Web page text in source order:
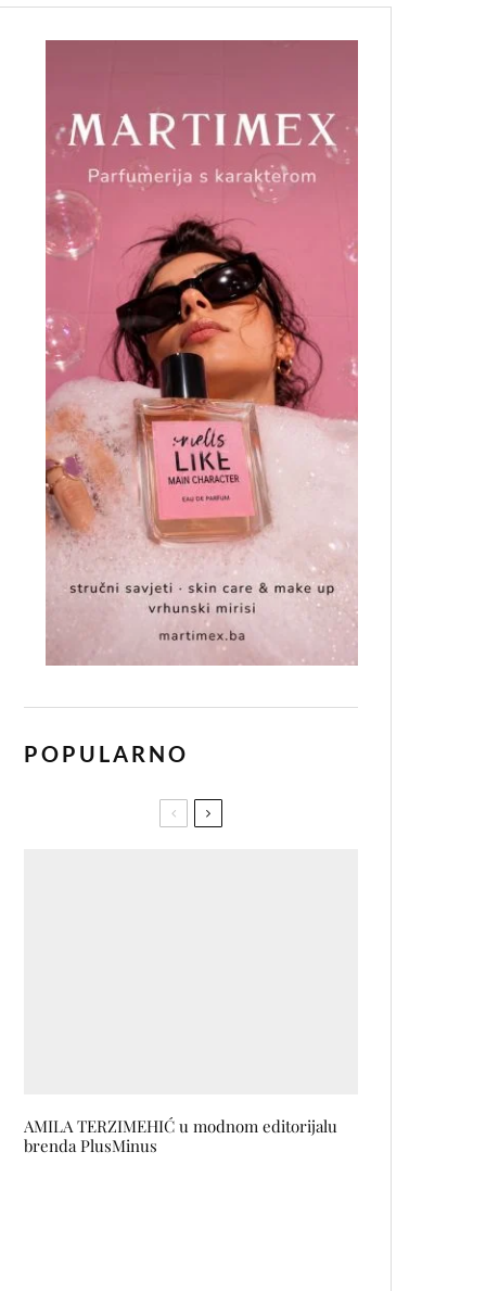
POPULARNO
AMILA TERZIMEHIĆ u modnom editorijalu
brenda PlusMinus